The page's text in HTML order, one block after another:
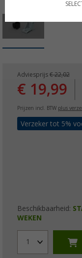
Adviesprijs € 22,02
€ 19,99
Prijzen incl. BTW plus
Verzeker tot 5%
Beschikbaarheid:
WEKEN
1